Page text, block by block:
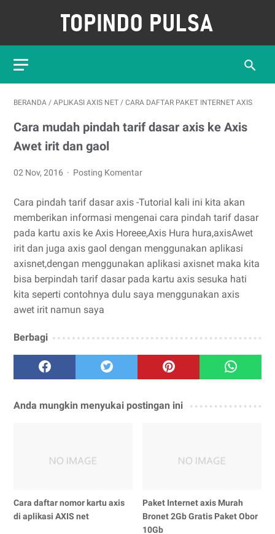
BERANDA / APLIKASI AXIS NET / CARA DAFTAR PAKET INTERNET AXIS
Cara mudah pindah tarif dasar axis ke Axis
Awet irit dan gaol
02 Nov, 2016 Posting Komentar
Cara pindah tarif dasar axis -Tutorial kali ini kita akan
memberikan informasi mengenai cara pindah tarif dasar
pada kartu axis ke Axis Horeee,Axis Hura hura,axisAwet
irit dan juga axis gaol dengan menggunakan aplikasi
axisnet,dengan menggunakan aplikasi axisnet maka kita
bisa berpindah tarif dasar pada kartu axis sesuka hati
kita seperti contohnya dulu saya menggunakan axis
awet irit namun saya
Berbagi
Anda mungkin menyukai postingan ini
Cara daftar nomor kartu axis
di aplikasi AXIS net
Paket Internet axis Murah
Bronet 2Gb Gratis Paket Obor
10Gb